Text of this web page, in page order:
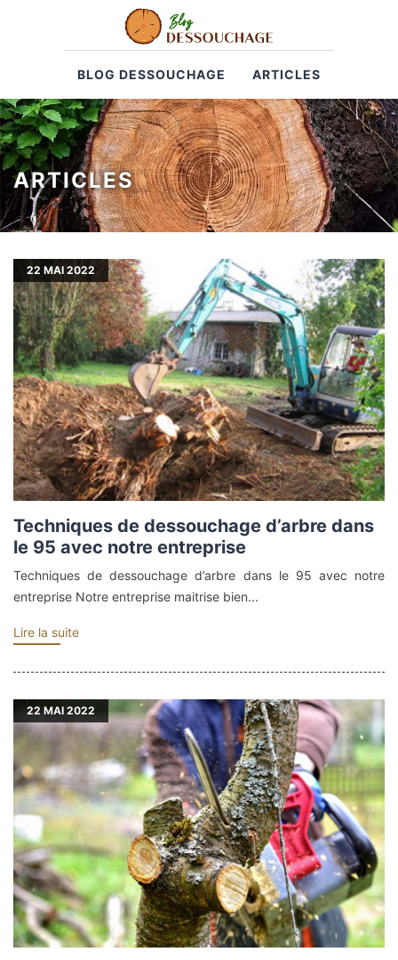
BLOG DESSOUCHAGE ARTICLES
ARTICLES
22 MAI 2022
Techniques de dessouchage d’arbre dans
le 95 avec notre entreprise
Techniques de dessouchage d’arbre dans le 95 avec notre
entreprise Notre entreprise maitrise bien...
Lire la suite
22 MAI 2022